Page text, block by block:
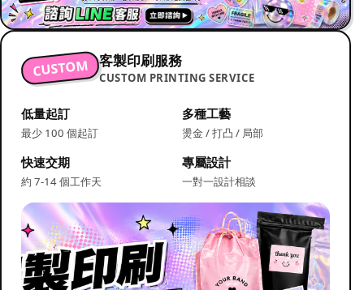
CUSTOM 客製印刷服務
CUSTOM PRINTING SERVICE
低量起訂
最少 100 個起訂
多種工藝
燙金 / 打凸 / 局部
快速交期
約 7-14 個工作天
專屬設計
一對一設計相談